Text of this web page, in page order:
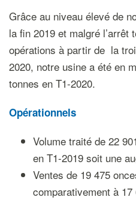
Grâce au niveau élevé de
la fin 2019 et malgré l’arrêt
opérations à partir de la
2020, notre usine a été en
tonnes en T1-2020.
Opérationnels
Volume traité de 22
en T1-2019 soit une
Ventes de 19 475
comparativement à